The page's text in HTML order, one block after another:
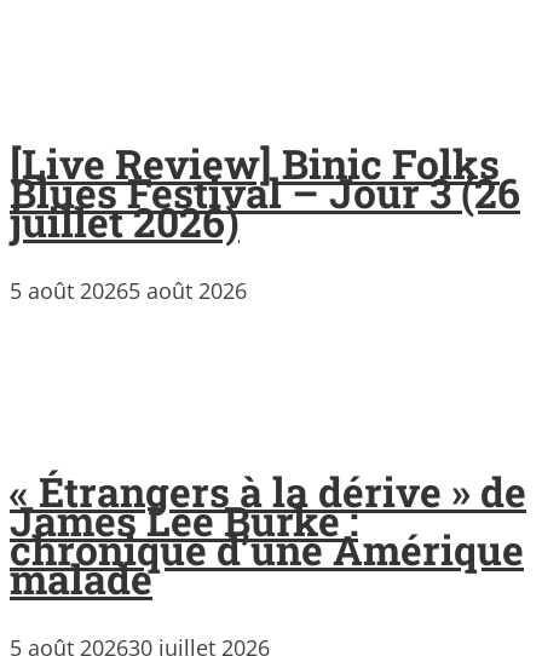
[Live Review] Binic Folks
Blues Festival – Jour 3 (26
juillet 2026)
5 août 20265 août 2026
« Étrangers à la dérive » de
James Lee Burke :
chronique d’une Amérique
malade
5 août 202630 juillet 2026